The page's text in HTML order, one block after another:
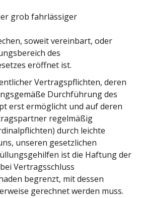
grob fahrlässiger
soweit vereinbart, oder
des
eröffnet ist.
Vertragspflichten, deren
Durchführung des
erst ermöglicht und auf deren
regelmäßig
durch leichte
unseren gesetzlichen
ist die Haftung der
Vertragsschluss
begrenzt, mit dessen
gerechnet werden muss.